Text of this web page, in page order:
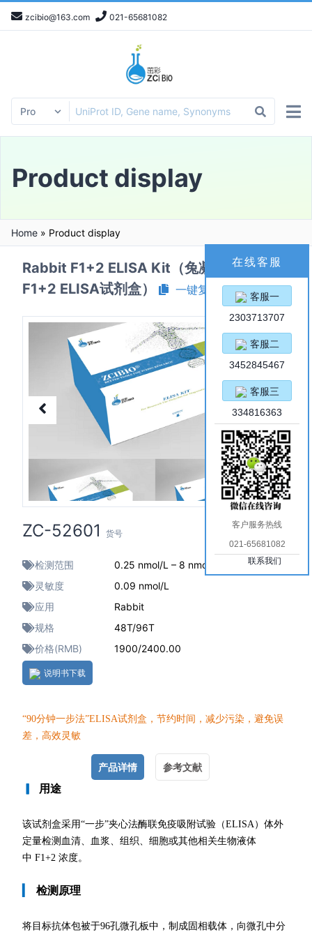
zcibio@163.com 021-65681082
Product display
Home » Product display
Rabbit F1+2 ELISA Kit（兔凝血酶原片段
F1+2 ELISA试剂盒）
一键复制产品信息
ZC-52601 货号
检测范围
0.25 nmol/L – 8 nmol/L
灵敏度
0.09 nmol/L
应用
Rabbit
规格
48T/96T
价格(RMB)
1900/2400.00
说明书下载
“90分钟一步法”ELISA试剂盒，节约时间，减少污染，避免误
差，高效灵敏
产品详情
参考文献
用途
该试剂盒采用“一步”夹心法酶联免疫吸附试验（ELISA）体外
定量检测血清、血浆、组织、细胞或其他相关生物液体
中 F1+2 浓度。
检测原理
将目标抗体包被于96孔微孔板中，制成固相载体，向微孔中分
在线客服
客服一
2303713707
客服二
3452845467
客服三
334816363
客户服务热线
021-65681082
联系我们